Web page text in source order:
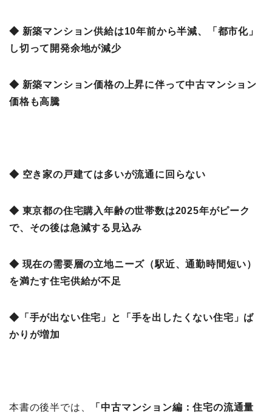
◆ 新築マンション供給は10年前から半減、「都市化」
し切って開発余地が減少
◆ 新築マンション価格の上昇に伴って中古マンション
価格も高騰
◆ 空き家の戸建ては多いが流通に回らない
◆ 東京都の住宅購入年齢の世帯数は2025年がピーク
で、その後は急減する見込み
◆ 現在の需要層の立地ニーズ（駅近、通勤時間短い）
を満たす住宅供給が不足
◆「手が出ない住宅」と「手を出したくない住宅」ば
かりが増加
本書の後半では、
「中古マンション編：住宅の流通量